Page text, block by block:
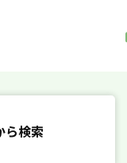
ら検索